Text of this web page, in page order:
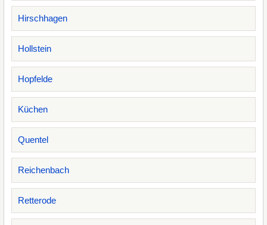
Hirschhagen
Hollstein
Hopfelde
Küchen
Quentel
Reichenbach
Retterode